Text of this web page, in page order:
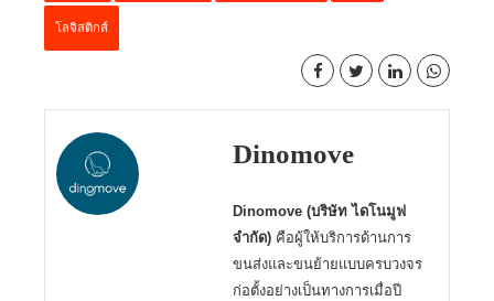
โลจิสติกส์
Dinomove
Dinomove (บริษัท ไดโนมูฟ
จำกัด) คือผู้ให้บริการด้านการ
ขนส่งและขนย้ายแบบครบวงจร
ก่อตั้งอย่างเป็นทางการเมื่อปี